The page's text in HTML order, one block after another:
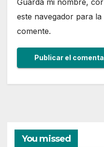
este navegador para
comente.
You missed